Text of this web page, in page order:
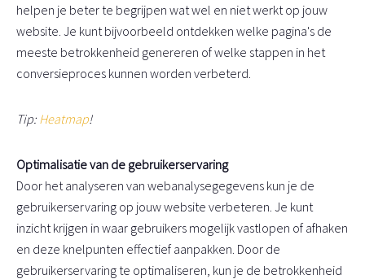
helpen je beter te begrijpen wat wel en niet werkt op jouw
website. Je kunt bijvoorbeeld ontdekken welke pagina's de
meeste betrokkenheid genereren of welke stappen in het
conversieproces kunnen worden verbeterd.
Tip: Heatmap!
Optimalisatie van de gebruikerservaring
Door het analyseren van webanalysegegevens kun je de
gebruikerservaring op jouw website verbeteren. Je kunt
inzicht krijgen in waar gebruikers mogelijk vastlopen of afhaken
en deze knelpunten effectief aanpakken. Door de
gebruikerservaring te optimaliseren, kun je de betrokkenheid